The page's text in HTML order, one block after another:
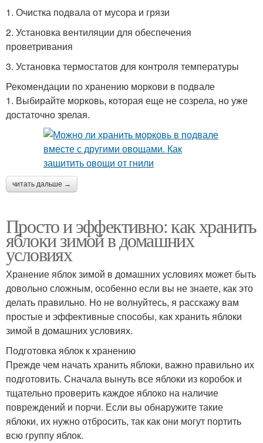
1. Очистка подвала от мусора и грязи
2. Установка вентиляции для обеспечения
проветривания
3. Установка термостатов для контроля температуры
Рекомендации по хранению моркови в подвале
1. Выбирайте морковь, которая еще не созрела, но уже
достаточно зрелая.
читать дальше →
Просто и эффективно: как хранить
яблоки зимой в домашних
условиях
Хранение яблок зимой в домашних условиях может быть
довольно сложным, особенно если вы не знаете, как это
делать правильно. Но не волнуйтесь, я расскажу вам
простые и эффективные способы, как хранить яблоки
зимой в домашних условиях.
Подготовка яблок к хранению
Прежде чем начать хранить яблоки, важно правильно их
подготовить. Сначала вынуть все яблоки из коробок и
тщательно проверить каждое яблоко на наличие
повреждений и порчи. Если вы обнаружите такие
яблоки, их нужно отбросить, так как они могут портить
всю группу яблок.